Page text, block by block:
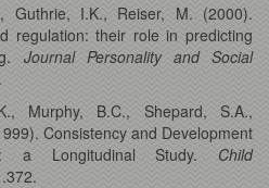
Guthrie, I.K., Reiser, M. (2000).
regulation: their role in predicting
Journal Personality and Social
Murphy, B.C., Shepard, S.A.,
Consistency and Development
a Longitudinal Study. Child